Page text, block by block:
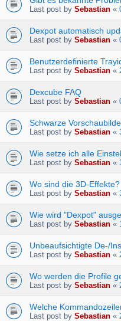
Last post by Sebastian «
Dexpot automatisch
Last post by Sebastian «
Benutzerdefinierte
Last post by Sebastian «
Dexcube FAQ
Last post by Sebastian «
Schwarze
Last post by Sebastian «
Wie setze ich alle
Last post by Sebastian «
Wo sind die 3D-Effekte?
Last post by Sebastian «
Wie wird "Dexpot"
Last post by Sebastian «
Unbeaufsichtigte De-/
Last post by Sebastian «
Wo werden die Profile
Last post by Sebastian «
Welche
Last post by Sebastian «